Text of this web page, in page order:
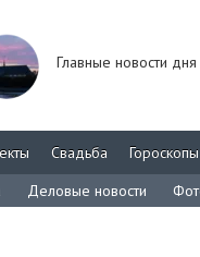
Главные новости дня
Свадьба
Гороскопы
Деловые новости